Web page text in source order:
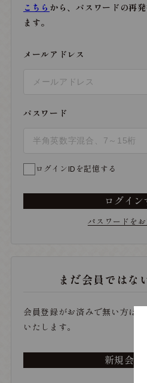
こちら から、パスワードの再
ます。
メールアドレス
パスワード
ログインIDを記憶する
ログイン
パスワードを
まだ会員ではな
会員登録がお済みで無い方は
いたします。
新規会員